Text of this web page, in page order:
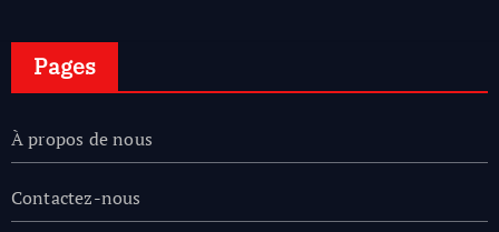
Pages
À propos de nous
Contactez-nous